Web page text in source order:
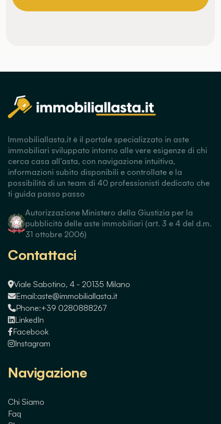
Immobiliallasta.it è il portale specializzato in aste
immobiliari sviluppato intorno alle vere esigenze di chi
cerca casa all’asta, con navigazione intuitiva,
informazioni subito disponibili e controllate e la
possibilità di un team di 40 professionisti dedicato che
ti guida passo passo
Autorizzazione Ministero della Giustizia per la
pubblicità delle aste immobiliari (art. 3 e 4 del d.m.
31 ottobre 2006)
Contattaci
Viale Sabotino, 4 - 20135 Milano
Email:aste@immobiliallasta.it
Phone:+39 0280888267
LinkedIn
Facebook
Instagram
Navigazione
Chi Siamo
Faq